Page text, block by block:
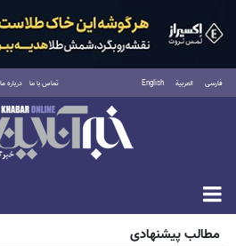
فارسی العربية English تماس با ما درباره ما
شنبه ۱۷ مرداد ۱۴۰۵
مطالب پیشنهادی